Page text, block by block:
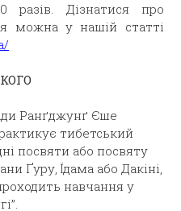
разів. Дізнатися про
можна у нашій статті
Ранґджунґ Єше
тибетський
посвяти або посвяту
Ґуру, Їдама або Дакіні,
навчання у